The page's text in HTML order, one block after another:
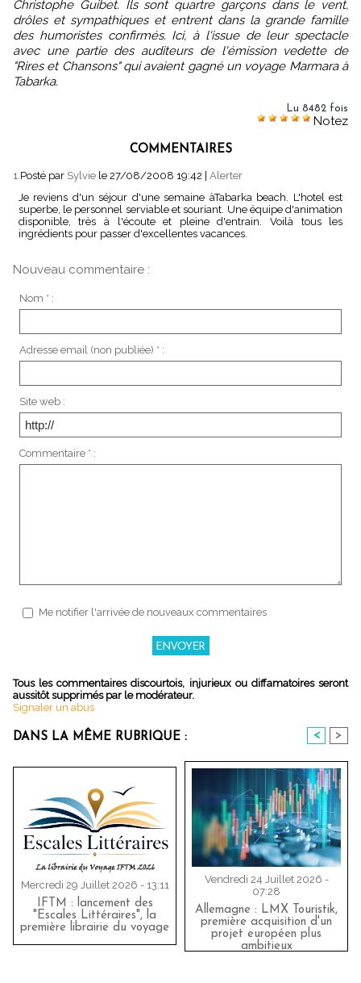
Christophe Guibet. Ils sont quartre garçons dans le vent,
drôles et sympathiques et entrent dans la grande famille
des humoristes confirmés. Ici, à l'issue de leur spectacle
avec une partie des auditeurs de l'émission vedette de
"Rires et Chansons" qui avaient gagné un voyage Marmara à
Tabarka.
Lu 8482 fois
Notez
COMMENTAIRES
1.Posté par Sylvie le 27/08/2008 19:42
Alerter
Je reviens d'un séjour d'une semaine àTabarka beach. L'hotel est
superbe, le personnel serviable et souriant. Une équipe d'animation
disponible, très à l'écoute et pleine d'entrain. Voilà tous les
ingrédients pour passer d'excellentes vacances.
Nouveau commentaire :
Nom * :
Adresse email (non publiée) * :
Site web :
Commentaire * :
Me notifier l'arrivée de nouveaux commentaires
Tous les commentaires discourtois, injurieux ou diffamatoires seront
aussitôt supprimés par le modérateur.
Signaler un abus
DANS LA MÊME RUBRIQUE : < >
Mercredi 29 Juillet 2026 - 13:11
IFTM : lancement des
"Escales Littéraires", la
première librairie du voyage
Vendredi 24 Juillet 2026 -
07:28
Allemagne : LMX Touristik,
première acquisition d'un
projet européen plus
ambitieux